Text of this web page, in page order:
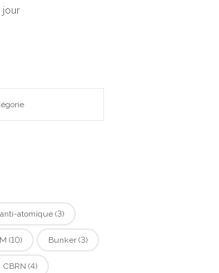
jour
atomique(3)
(10) Bunker(3)
CBRN (4)